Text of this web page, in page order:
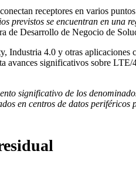
receptores en varios
previstos se encuentran en
de Desarrollo de Negocio de
Industria 4.0 y otras
significativos sobre
significativo de los
en centros de datos